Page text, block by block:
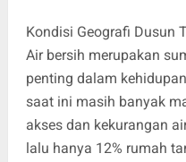
Kondisi Geografi Dusun
Air bersih merupakan
penting dalam
saat ini masih banyak
akses dan kekurangan
lalu hanya 12% rumah